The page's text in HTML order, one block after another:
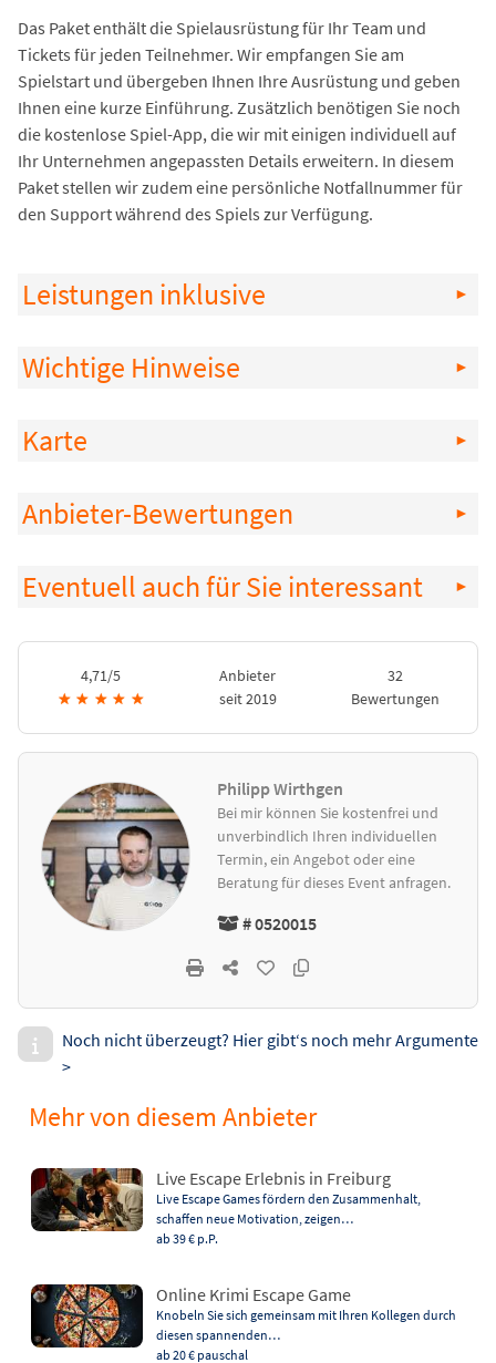
Das Paket enthält die Spielausrüstung für Ihr Team und
Tickets für jeden Teilnehmer. Wir empfangen Sie am
Spielstart und übergeben Ihnen Ihre Ausrüstung und geben
Ihnen eine kurze Einführung. Zusätzlich benötigen Sie noch
die kostenlose Spiel-App, die wir mit einigen individuell auf
Ihr Unternehmen angepassten Details erweitern. In diesem
Paket stellen wir zudem eine persönliche Notfallnummer für
den Support während des Spiels zur Verfügung.
Leistungen inklusive
Wichtige Hinweise
Karte
Anbieter-Bewertungen
Eventuell auch für Sie interessant
4,71/5
★ ★ ★ ★ ★
Anbieter
seit 2019
32
Bewertungen
Philipp Wirthgen
Bei mir können Sie kostenfrei und
unverbindlich Ihren individuellen
Termin, ein Angebot oder eine
Beratung für dieses Event anfragen.
# 0520015
Noch nicht überzeugt? Hier gibt‘s noch mehr Argumente
>
Mehr von diesem Anbieter
Live Escape Erlebnis in Freiburg
Live Escape Games fördern den Zusammenhalt,
schaffen neue Motivation, zeigen…
ab 39 € p.P.
Online Krimi Escape Game
Knobeln Sie sich gemeinsam mit Ihren Kollegen durch
diesen spannenden…
ab 20 € pauschal